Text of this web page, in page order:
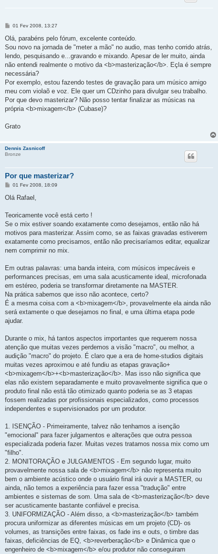
M
n
a
g
m
01 Fev 2008, 13:27
Olá, parabéns pelo fórum, excelente conteúdo.
Sou novo na jornada de "meter a mão" no audio, mas tenho corrido atrás,
lendo, pesquisando e...gravando e mixando. Apesar de ler muito, ainda
não entendi realmente o motivo da <b>masterização</b>. Eçla é sempre
necessária?
Por exemplo, estou fazendo testes de gravação para um músico amigo
meu com violaõ e voz. Ele quer um CDzinho para divulgar seu trabalho.
Por que devo masterizar? Não posso tentar finalizar as músicas na
própria <b>mixagem</b> (Cubase)?
Grato
Dennis Zasnicoff
Bronze
Por que masterizar?
M
n
g
m
01 Fev 2008, 18:09
Olá Rafael,
Teoricamente você está certo !
Se o mix estiver soando exatamente como desejamos, então não há
motivos para masterizar. Assim como, se as faixas gravadas estiverem
exatamente como precisamos, então não precisaríamos editar, equalizar
nem comprimir no mix.
Em outras palavras: uma banda inteira, com músicos impecáveis e
performances precisas, em uma sala acusticamente ideal, microfonada
em estéreo, poderia se transformar diretamente na MASTER.
Na prática sabemos que isso não acontece, certo?
É a mesma coisa com a <b>mixagem</b>, provavelmente ela ainda não
será extamente o que desejamos no final, e uma última etapa pode
ajudar.
Durante o mix, há tantos aspectos importantes que requerem nossa
atenção que muitas vezes perdemos a visão "macro", ou melhor, a
audição "macro" do projeto. É claro que a era de home-studios digitais
muitas vezes aproximou e até fundiu as etapas gravação+
<b>mixagem</b>+<b>masterização</b>. Mas isso não significa que
elas não existem separadamente e muito provavelmente significa que o
produto final não está tão otimizado quanto poderia se as 3 etapas
fossem realizadas por profissionais especializados, como processos
independentes e supervisionados por um produtor.
1. ISENÇÃO - Primeiramente, talvez não tenhamos a isenção
"emocional" para fazer julgamentos e alterações que outra pessoa
especializada poderia fazer. Muitas vezes tratamos nossa mix como um
"filho".
2. MONITORAÇÃO e JULGAMENTOS - Em segundo lugar, muito
provavelmente nossa sala de <b>mixagem</b> não representa muito
bem o ambiente acústico onde o usuário final irá ouvir a MASTER, ou
ainda, não temos a experiência para fazer essa "tradução" entre
ambientes e sistemas de som. Uma sala de <b>masterização</b> deve
ser acusticamente bastante confiável e precisa.
3. UNIFORMIZAÇÃO - Além disso, a <b>masterização</b> também
procura uniformizar as diferentes músicas em um projeto (CD)- os
volumes, as transições entre faixas, os fade ins e outs, o timbre das
faixas, deficiências de EQ, <b>reverberação</b> e Dinâmica que o
engenheiro de <b>mixagem</b> e/ou produtor não conseguiram